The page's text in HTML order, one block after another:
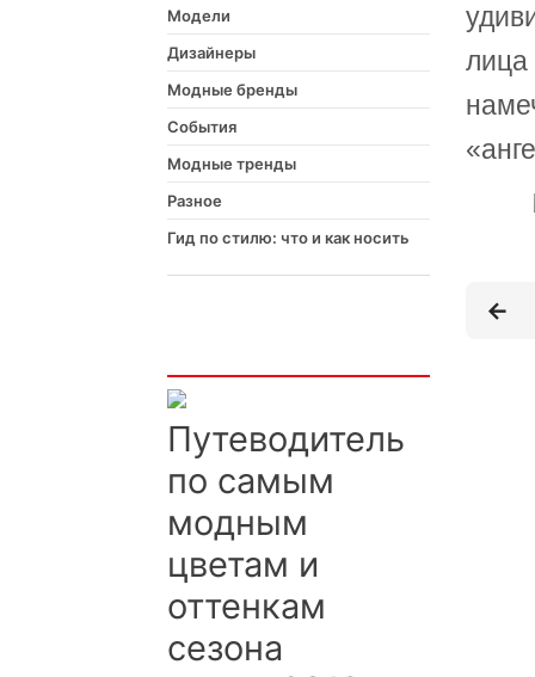
Модели
Дизайнеры
Модные бренды
События
Модные тренды
Разное
Гид по стилю: что и как носить
Путеводитель
по самым
модным
цветам и
оттенкам
сезона
лица